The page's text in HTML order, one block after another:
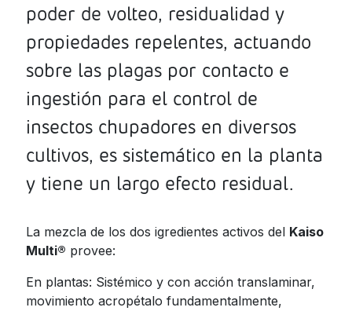
Republic
Trinidad and
Uruguay
poder de volteo, residualidad y
propiedades repelentes, actuando
sobre las plagas por contacto e
ingestión para el control de
insectos chupadores en diversos
cultivos, es sistemático en la planta
y tiene un largo efecto residual.
La mezcla de los dos igredientes activos del Kaiso
Multi® provee:
En plantas: Sistémico y con acción translaminar,
movimiento acropétalo fundamentalmente,